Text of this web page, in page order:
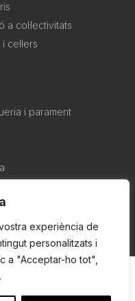
experiència de
personalitzats i
a "Acceptar-ho tot",
a col·lectivitats
i cellers
i parament
compra